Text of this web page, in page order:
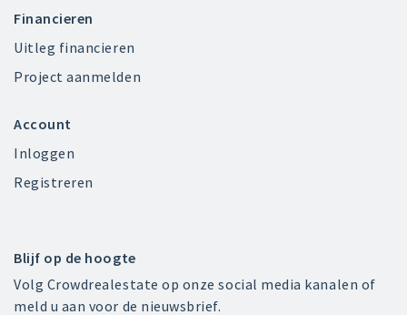
Financieren
Uitleg financieren
Project aanmelden
Account
Inloggen
Registreren
Blijf op de hoogte
Volg Crowdrealestate op onze social media kanalen of
meld u aan voor de nieuwsbrief.